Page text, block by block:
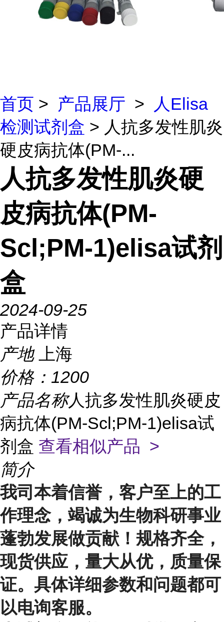
首页 > 产品展厅 >
人Elisa
检测试剂盒 > 人抗多发性肌炎
硬皮病抗体(PM-...
人抗多发性肌炎硬
皮病抗体(PM-
Scl;PM-1)elisa试剂
盒
2024-09-25
产品详情
产地
上海
价格： 1200
产品名称人抗多发性肌炎硬皮
病抗体(PM-Scl;PM-1)elisa试
剂盒 查看相似产品 >
简介
我司本着信誉，客户至上的工
作理念，竭诚为生物科研事业
蓬勃发展做贡献！规格齐全，
现货供应，量大从优，质量保
证。具体详细参数和问题都可
以电询客服。